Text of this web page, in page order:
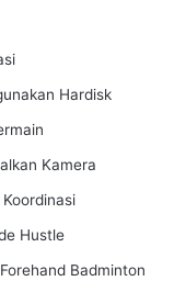
Hardisk
Kamera
Hustle
Badminton